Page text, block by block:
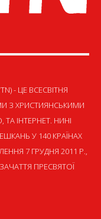
- ЦЕ ВСЕСВІТНЯ
З ХРИСТИЯНСЬКИМИ
ІНТЕРНЕТ. НИНІ
У 140 КРАЇНАХ
7 ГРУДНЯ 2011 Р.,
ПРЕСВЯТОЇ